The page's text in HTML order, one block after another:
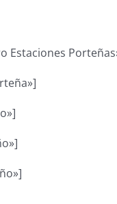
Estaciones